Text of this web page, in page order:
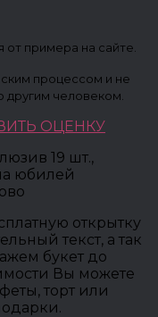
от примера на сайте.
процессом и не
человеком.
ОЦЕНКУ
19 шт.,
юбилей
открытку
текст, а так
букет до
Вы можете
торт или